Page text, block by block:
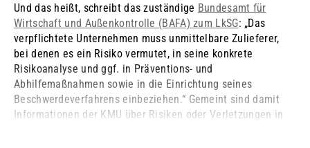
Und das heißt, schreibt das zuständige Bundesamt für
Wirtschaft und Außenkontrolle (BAFA) zum LkSG: „Das
verpflichtete Unternehmen muss unmittelbare Zulieferer,
bei denen es ein Risiko vermutet, in seine konkrete
Risikoanalyse und ggf. in Präventions- und
Abhilfemaßnahmen sowie in die Einrichtung seines
Beschwerdeverfahrens einbeziehen.“ Gemeint sind damit
Informationen der KMU über Risiken oder Verletzungen in